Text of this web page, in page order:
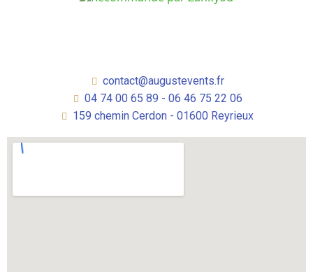
contact@augustevents.fr
04 74 00 65 89 - 06 46 75 22 06
159 chemin Cerdon - 01600 Reyrieux